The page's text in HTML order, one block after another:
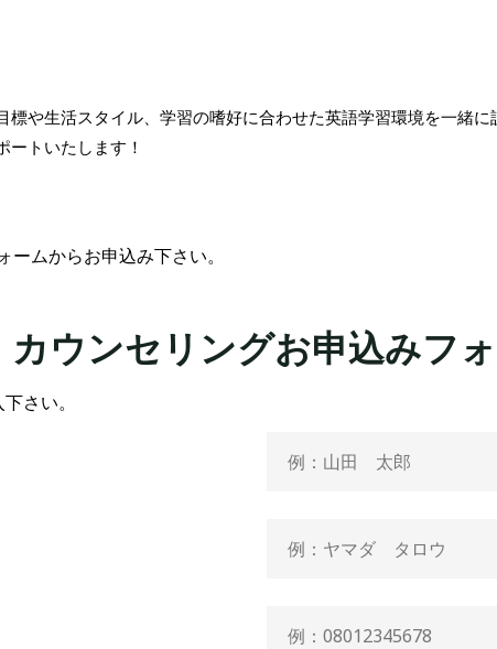
標や生活スタイル、学習の嗜好に合わせた英語学習環境を一緒
ートいたします！
ムからお申込み下さい。
カウンセリングお申込みフ
さい。